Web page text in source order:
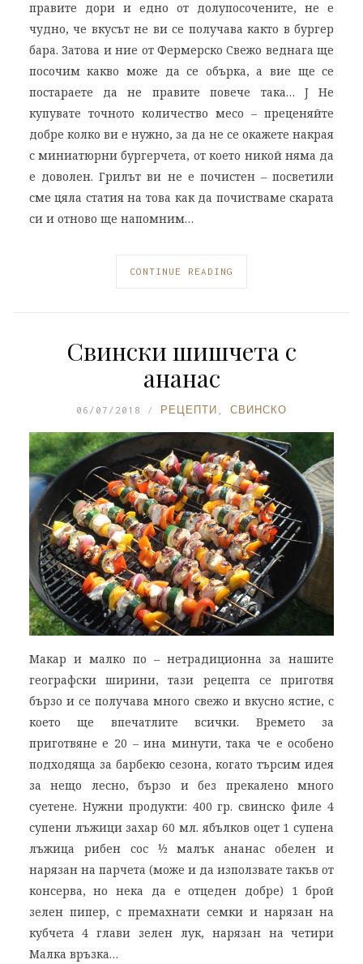
правите дори и едно от долупосочените, не е
чудно, че вкусът не ви се получава както в бургер
бара. Затова и ние от Фермерско Свежо веднага ще
посочим какво може да се обърка, а вие ще се
постараете да не правите повече така… J Не
купувате точното количество месо – преценяйте
добре колко ви е нужно, за да не се окажете накрая
с миниатюрни бургерчета, от което никой няма да
е доволен. Грилът ви не е почистен – посветили
сме цяла статия на това как да почистваме скарата
си и отново ще напомним…
CONTINUE READING
Свински шишчета с
ананас
06/07/2018 РЕЦЕПТИ СВИНСКО
Макар и малко по – нетрадиционна за нашите
географски ширини, тази рецепта се приготвя
бързо и се получава много свежо и вкусно ястие, с
което ще впечатлите всички. Времето за
приготвяне е 20 – ина минути, така че е особено
подходящa за барбекю сезона, когато търсим идея
за нещо лесно, бързо и без прекалено много
суетене. Нужни продукти: 400 гр. свинско филе 4
супени лъжици захар 60 мл. ябълков оцет 1 супена
лъжица рибен сос ½ малък ананас обелен и
нарязан на парчета (може и да използвате такъв от
консерва, но нека да е отцеден добре) 1 брой
зелен пипер, с премахнати семки и нарязан на
кубчета 4 глави зелен лук, нарязан на четири
Малка връзка…